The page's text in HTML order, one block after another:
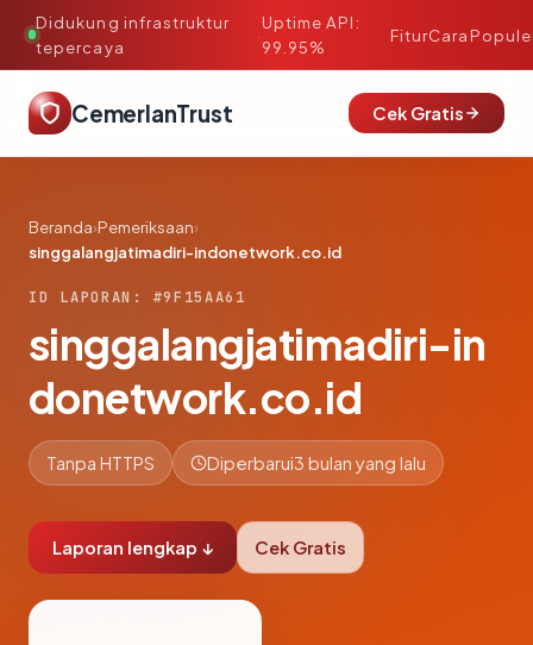
Didukung infrastruktur
tepercaya
·
Uptime API:
99.95%
FiturCara
CemerlanTrust Cek Gratis
Beranda›Pemeriksaan›
singgalangjatimadiri-indonetwork.co.id
ID LAPORAN: #9F15AA61
singgalangjatimadiri-in
donetwork.co.id
Tanpa HTTPS Diperbarui3 bulan yang lalu
Laporan lengkap ↓ Cek Gratis